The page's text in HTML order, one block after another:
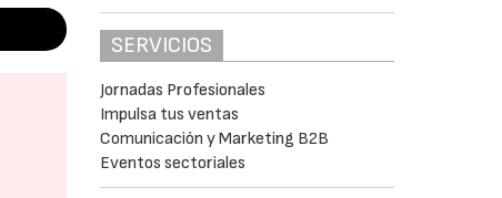
SERVICIOS
Jornadas Profesionales
Impulsa tus ventas
Comunicación y Marketing B2B
Eventos sectoriales